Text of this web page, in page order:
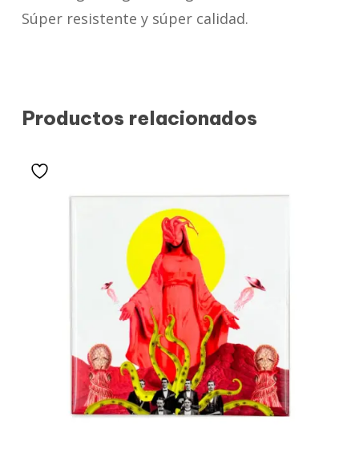
Súper resistente y súper calidad.
Productos relacionados